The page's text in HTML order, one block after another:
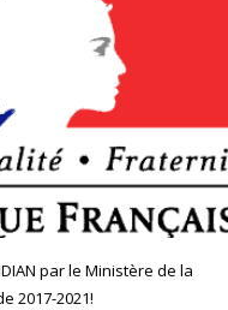
par le Ministère de la
2017-2021!